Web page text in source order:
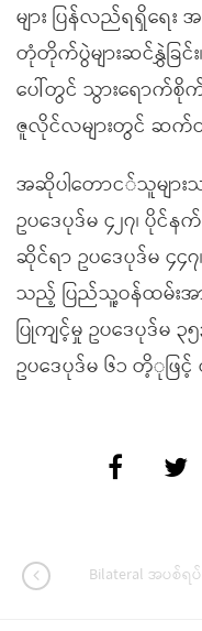
များ ပြန်လည်ရရှိရေ
တုံတိုက်ပွဲများဆင်နွှဲခြင်
ပေါ်တွင် သွားရောက်စိုက်
ဇူလိုင်လများတွင် ဆ
အဆိုပါတောင်သူများ
ဥပဒေပုဒ်မ ၄၂၇၊ ပိုင်န
ဆိုင်ရာ ဥပဒေပုဒ်မ ၄၄
သည့် ပြည်သူ့ဝန်ထမ်းအ
ပြုကျင့်မှု ဥပဒေပုဒ်မ ၃
ဥပဒေပုဒ်မ ၆၁ တိ့ုဖြ
Bilateral အပစ်